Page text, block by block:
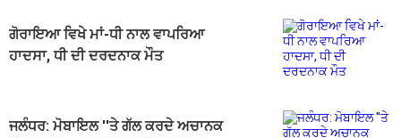
ਗੋਰਾਇਆ ਵਿਖੇ ਮਾਂ-ਧੀ ਨਾਲ ਵਾਪਰਿਆ
ਹਾਦਸਾ, ਧੀ ਦੀ ਦਰਦਨਾਕ ਮੌਤ
ਜਲੰਧਰ: ਮੋਬਾਇਲ ''ਤੇ ਗੱਲ ਕਰਦੇ ਅਚਾਨਕ